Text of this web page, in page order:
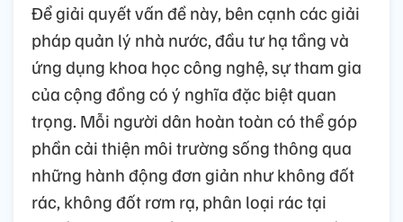
Để giải quyết vấn đề này, bên cạnh các giải
pháp quản lý nhà nước, đầu tư hạ tầng và
ứng dụng khoa học công nghệ, sự tham gia
của cộng đồng có ý nghĩa đặc biệt quan
trọng. Mỗi người dân hoàn toàn có thể góp
phần cải thiện môi trường sống thông qua
những hành động đơn giản như không đốt
rác, không đốt rơm rạ, phân loại rác tại